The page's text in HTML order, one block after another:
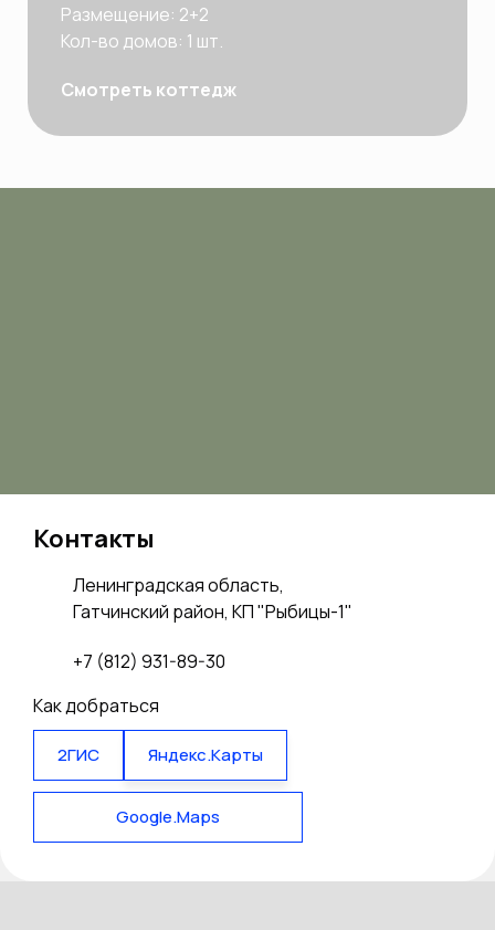
Размещение: 2+2
Кол-во домов: 1 шт.
Смотреть коттедж
Контакты
Ленинградская область,
Гатчинский район, КП "Рыбицы-1"
+7 (812) 931-89-30
Как добраться
2ГИС Яндекс.Карты
Google.Maps